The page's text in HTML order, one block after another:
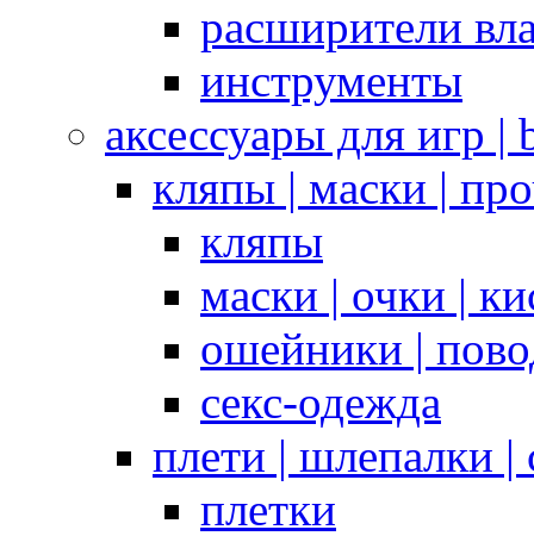
расширители
инструменты
аксессуары для игр |
кляпы | маски |
кляпы
маски | очки |
ошейники |
секс-одежда
плети | шлепалки |
плетки